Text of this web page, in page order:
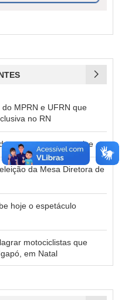
MPRN e UFRN que
no RN
por estupro como vice
da Mesa Diretora de
hoje o espetáculo
motociclistas que
em Natal